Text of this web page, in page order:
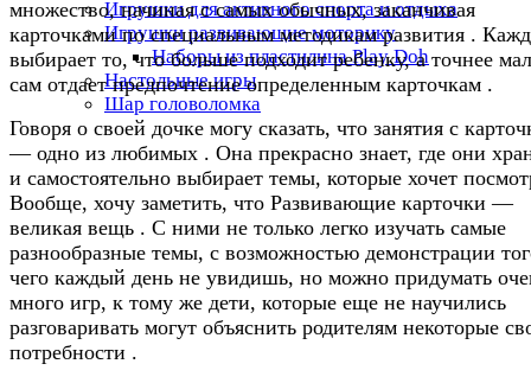
Игрушки для активного спорта и отдыха
Игрушки развивающие моторику
Наборы из пластилина Play Doh
Настольные игры
Шар головоломка
множество, начиная с самых обычных, заканчивая
карточками по специальным методикам развития .
выбирает то, что больше подходит ребенку, а точнее
сам отдает предпочтение определенным карточкам .
Говоря о своей дочке могу сказать, что занятия с
— одно из любимых . Она прекрасно знает, где они
и самостоятельно выбирает темы, которые хочет
Вообще, хочу заметить, что Развивающие карточки —
великая вещь . С ними не только легко изучать самые
разнообразные темы, с возможностью демонстрации
чего каждый день не увидишь, но можно придумать
много игр, к тому же дети, которые еще не научились
разговаривать могут объяснить родителям некоторые
потребности .